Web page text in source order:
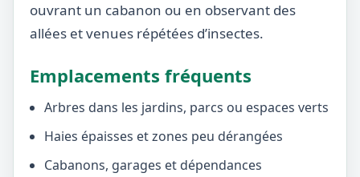
ouvrant un cabanon ou en observant des
allées et venues répétées d’insectes.
Emplacements fréquents
Arbres dans les jardins, parcs ou espaces verts
Haies épaisses et zones peu dérangées
Cabanons, garages et dépendances